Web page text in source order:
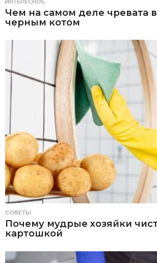
ИНТЕРЕСНОЕ
Чем на самом деле чревата
черным котом
СОВЕТЫ
Почему мудрые хозяйки
картошкой